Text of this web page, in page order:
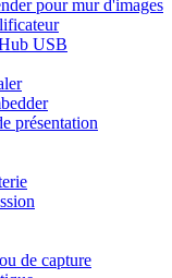
pour mur d'images
USB
présentation
de capture